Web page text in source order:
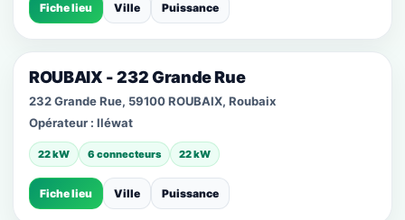
Fiche lieu Ville Puissance
ROUBAIX - 232 Grande Rue
232 Grande Rue, 59100 ROUBAIX, Roubaix
Opérateur : Iléwat
22 kW 6 connecteurs 22 kW
Fiche lieu Ville Puissance